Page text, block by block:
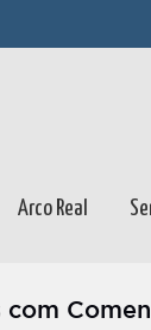
Arco Real